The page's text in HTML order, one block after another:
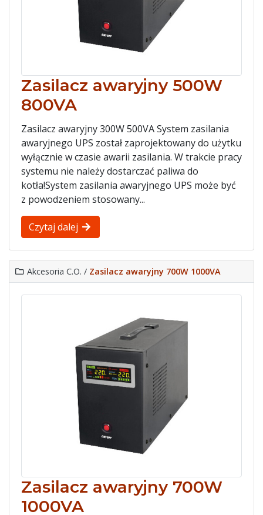
Zasilacz awaryjny 500W
800VA
Zasilacz awaryjny 300W 500VA System zasilania
awaryjnego UPS został zaprojektowany do użytku
wyłącznie w czasie awarii zasilania. W trakcie pracy
systemu nie należy dostarczać paliwa do
kotła!System zasilania awaryjnego UPS może być
z powodzeniem stosowany...
Czytaj dalej
Akcesoria C.O. / Zasilacz awaryjny 700W 1000VA
Zasilacz awaryjny 700W
1000VA